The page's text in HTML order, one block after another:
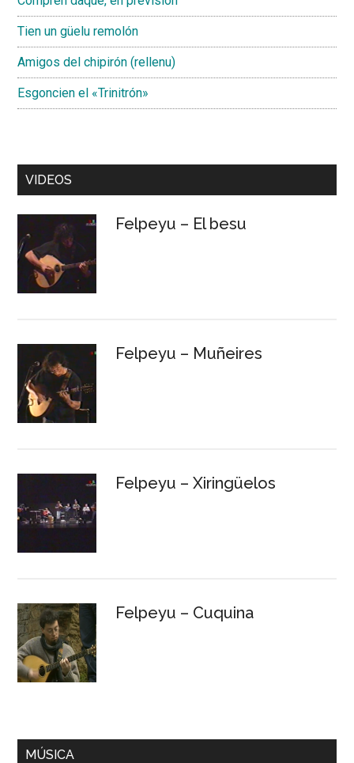
Tien un güelu remolón
Amigos del chipirón (rellenu)
Esgoncien el «Trinitrón»
VIDEOS
Felpeyu – El besu
Felpeyu – Muñeires
Felpeyu – Xiringüelos
Felpeyu – Cuquina
MÚSICA